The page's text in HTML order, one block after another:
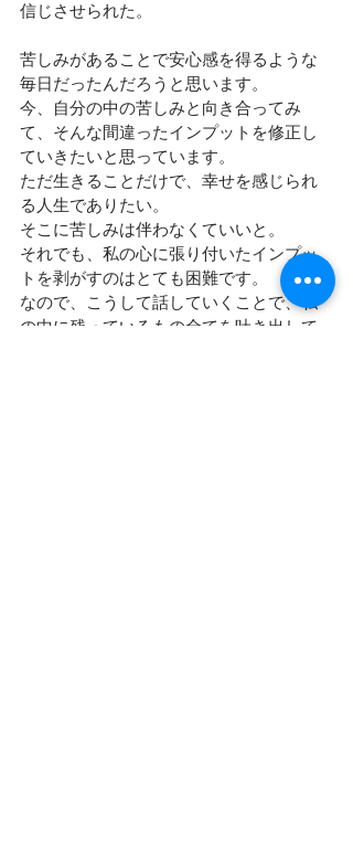
信じさせられた。
苦しみがあることで安心感を得るような
毎日だったんだろうと思います。
今、自分の中の苦しみと向き合ってみ
て、そんな間違ったインプットを修正し
ていきたいと思っています。
ただ生きることだけで、幸せを感じられ
る人生でありたい。
そこに苦しみは伴わなくていいと。
それでも、私の心に張り付いたインプッ
トを剥がすのはとても困難です。
なので、こうして話していくことで、私
の中に残っているもの全てを吐き出して